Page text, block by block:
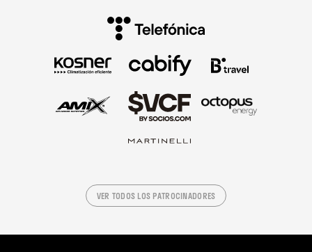
VER TODOS LOS PATROCINADORES